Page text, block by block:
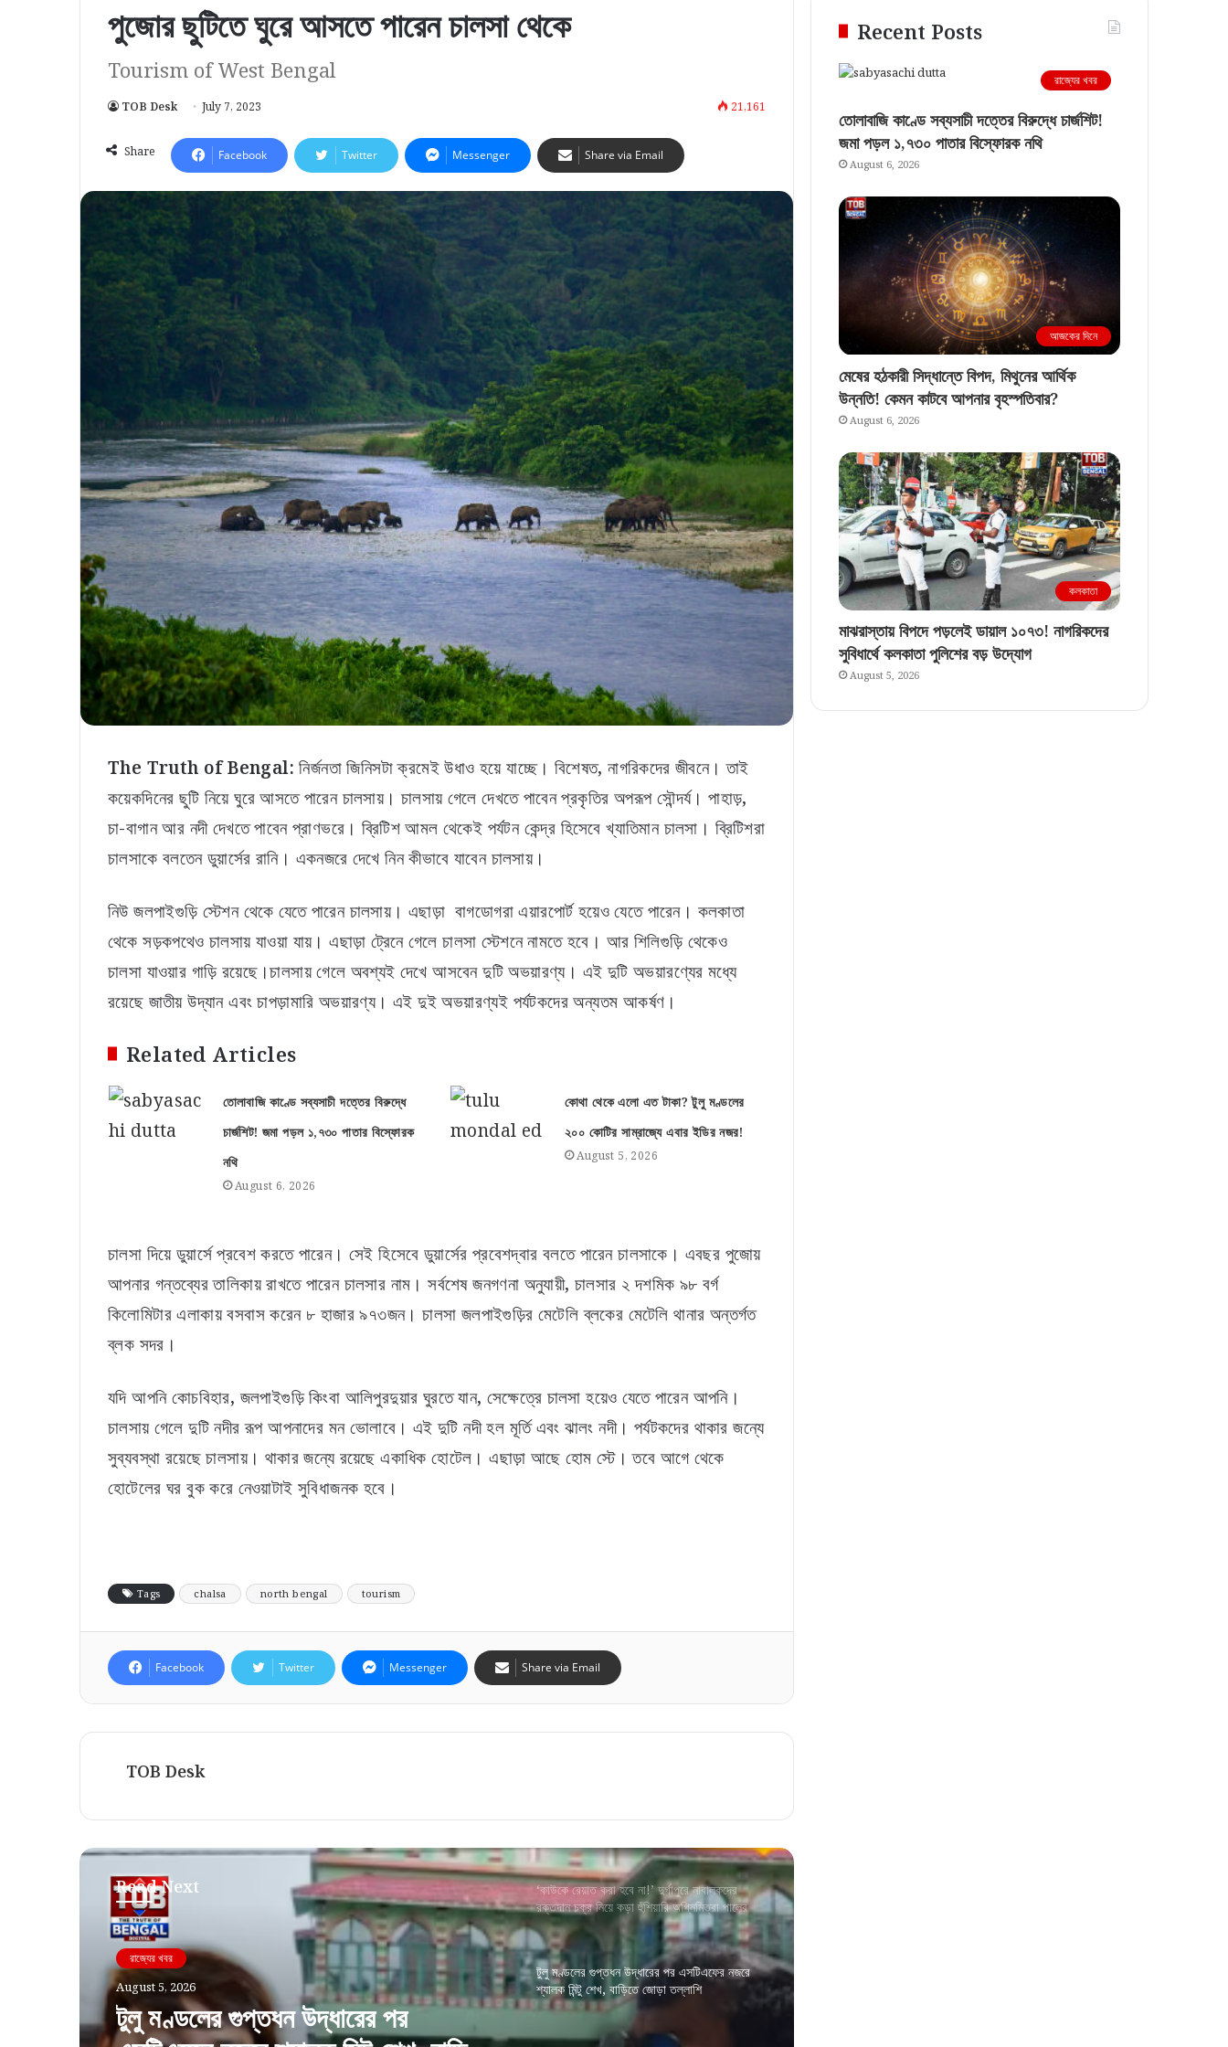
পুজোর ছুটিতে ঘুরে আসতে পারেন চালসা থেকে
Tourism of West Bengal
TOB Desk July 7, 2023 21,161
Share Facebook Twitter Messenger Share via Email
The Truth of Bengal: নির্জনতা জিনিসটা ক্রমেই উধাও হয়ে যাচ্ছে। বিশেষত, নাগরিকদের জীবনে। তাই
কয়েকদিনের ছুটি নিয়ে ঘুরে আসতে পারেন চালসায়। চালসায় গেলে দেখতে পাবেন প্রকৃতির অপরূপ সৌন্দর্য। পাহাড়,
চা-বাগান আর নদী দেখতে পাবেন প্রাণভরে। ব্রিটিশ আমল থেকেই পর্যটন কেন্দ্র হিসেবে খ্যাতিমান চালসা। ব্রিটিশরা
চালসাকে বলতেন ডুয়ার্সের রানি। একনজরে দেখে নিন কীভাবে যাবেন চালসায়।
নিউ জলপাইগুড়ি স্টেশন থেকে যেতে পারেন চালসায়। এছাড়া বাগডোগরা এয়ারপোর্ট হয়েও যেতে পারেন। কলকাতা
থেকে সড়কপথেও চালসায় যাওয়া যায়। এছাড়া ট্রেনে গেলে চালসা স্টেশনে নামতে হবে। আর শিলিগুড়ি থেকেও
চালসা যাওয়ার গাড়ি রয়েছে।চালসায় গেলে অবশ্যই দেখে আসবেন দুটি অভয়ারণ্য। এই দুটি অভয়ারণ্যের মধ্যে
রয়েছে জাতীয় উদ্যান এবং চাপড়ামারি অভয়ারণ্য। এই দুই অভয়ারণ্যই পর্যটকদের অন্যতম আকর্ষণ।
Related Articles
তোলাবাজি কাণ্ডে সব্যসাচী দত্তের বিরুদ্ধে
চার্জশিট! জমা পড়ল ১,৭৩০ পাতার বিস্ফোরক
নথি
August 6, 2026
কোথা থেকে এলো এত টাকা? টুলু মণ্ডলের
২০০ কোটির সাম্রাজ্যে এবার ইডির নজর!
August 5, 2026
চালসা দিয়ে ডুয়ার্সে প্রবেশ করতে পারেন। সেই হিসেবে ডুয়ার্সের প্রবেশদ্বার বলতে পারেন চালসাকে। এবছর পুজোয়
আপনার গন্তব্যের তালিকায় রাখতে পারেন চালসার নাম। সর্বশেষ জনগণনা অনুযায়ী, চালসার ২ দশমিক ৯৮ বর্গ
কিলোমিটার এলাকায় বসবাস করেন ৮ হাজার ৯৭৩জন। চালসা জলপাইগুড়ির মেটেলি ব্লকের মেটেলি থানার অন্তর্গত
ব্লক সদর।
যদি আপনি কোচবিহার, জলপাইগুড়ি কিংবা আলিপুরদুয়ার ঘুরতে যান, সেক্ষেত্রে চালসা হয়েও যেতে পারেন আপনি।
চালসায় গেলে দুটি নদীর রূপ আপনাদের মন ভোলাবে। এই দুটি নদী হল মূর্তি এবং ঝালং নদী। পর্যটকদের থাকার জন্যে
সুব্যবস্থা রয়েছে চালসায়। থাকার জন্যে রয়েছে একাধিক হোটেল। এছাড়া আছে হোম স্টে। তবে আগে থেকে
হোটেলের ঘর বুক করে নেওয়াটাই সুবিধাজনক হবে।
Tags chalsa north bengal tourism
Facebook Twitter Messenger Share via Email
TOB Desk
Read Next
রাজ্যের খবর
August 5, 2026
রাজ্যের খবর
August 5, 2026
টুলু মণ্ডলের গুপ্তধন উদ্ধারের পর এসটিএফের নজরে
শ্যালক মিন্টু শেখ, বাড়িতে জোড়া তল্লাশি
আগস্টে ঢোকেনি অন্নপূর্ণা ভাণ্ডারের ৩০০০! বন্ধ হয়ে
গেল প্রকল্প? জেনে নিন আসল সত্য
‘কাউকে রেয়াত করা হবে না!’ দুর্গাপুরে নাবালকদের
রক্তদান চক্র নিয়ে কড়া হুঁশিয়ারি অগ্নিমিত্রা পালের
টুলু মণ্ডলের গুপ্তধন উদ্ধারের পর এসটিএফের নজরে
শ্যালক মিন্টু শেখ, বাড়িতে জোড়া তল্লাশি
‘আর ভিন রাজ্যে যেতে হবে না, জেলাতেই মিলবে কাজ!’
পরিযায়ী শ্রমিকদের নিয়ে বড় ঘোষণা দিলীপের
Recent Posts
রাজ্যের খবর
তোলাবাজি কাণ্ডে সব্যসাচী দত্তের বিরুদ্ধে চার্জশিট!
জমা পড়ল ১,৭৩০ পাতার বিস্ফোরক নথি
August 6, 2026
আজকের দিনে
মেষের হঠকারী সিদ্ধান্তে বিপদ, মিথুনের আর্থিক
উন্নতি! কেমন কাটবে আপনার বৃহস্পতিবার?
August 6, 2026
কলকাতা
মাঝরাস্তায় বিপদে পড়লেই ডায়াল ১০৭৩! নাগরিকদের
সুবিধার্থে কলকাতা পুলিশের বড় উদ্যোগ
August 5, 2026